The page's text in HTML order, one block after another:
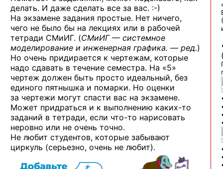
делать. И даже сделать все за вас. :-)
На экзамене задания простые. Нет ничего,
чего не было бы на лекциях или в рабочей
тетради СМиИГ. (СМиИГ — системное
моделирование и инженерная графика. — ред.)
Но очень придирается к чертежам, которые
надо сдавать в течение семестра. На «5»
чертеж должен быть просто идеальный, без
единого пятнышка и помарки. Но оценки
за чертежи могут спасти вас на экзамене.
Может придраться и к выполнению каких-то
заданий в тетради, если что-то нарисовать
неровно или не очень точно.
Не любит студентов, которые забывают
циркуль (серьезно, очень не любит).
(